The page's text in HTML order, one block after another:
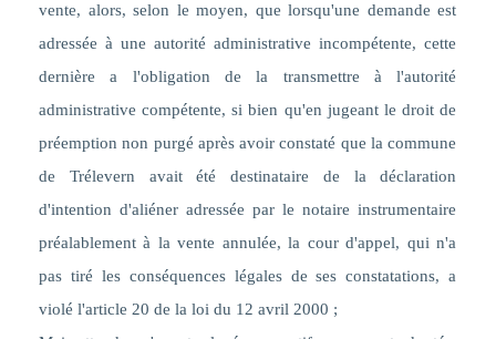
vente, alors, selon le moyen, que lorsqu'une demande est
adressée à une autorité administrative incompétente, cette
dernière a l'obligation de la transmettre à l'autorité
administrative compétente, si bien qu'en jugeant le droit de
préemption non purgé après avoir constaté que la commune
de Trélevern avait été destinataire de la déclaration
d'intention d'aliéner adressée par le notaire instrumentaire
préalablement à la vente annulée, la cour d'appel, qui n'a
pas tiré les conséquences légales de ses constatations, a
violé l'article 20 de la loi du 12 avril 2000 ;